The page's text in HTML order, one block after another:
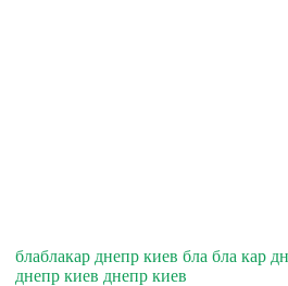
блаблакар днепр киев бла бла кар
днепр киев днепр киев